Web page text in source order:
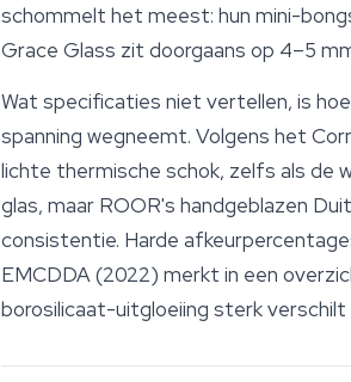
schommelt het meest: hun mini-
Grace Glass zit doorgaans op 4–5
Wat specificaties niet vertellen, is
spanning wegneemt. Volgens het
lichte thermische schok, zelfs als de
glas, maar ROOR's handgeblazen
consistentie. Harde
EMCDDA (2022) merkt in een
borosilicaat-uitgloeiing sterk